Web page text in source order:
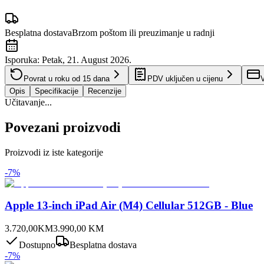
Besplatna dostavaBrzom poštom ili preuzimanje u radnji
Isporuka: Petak, 21. August 2026.
Povrat u roku od 15 dana PDV uključen u cijenu
Opis
Specifikacije Recenzije
Učitavanje...
Povezani proizvodi
Proizvodi iz iste kategorije
-7%
Apple 13-inch iPad Air (M4) Cellular 512GB - Blue
3.720,00KM3.990,00 KM
Dostupno
Besplatna dostava
-7%